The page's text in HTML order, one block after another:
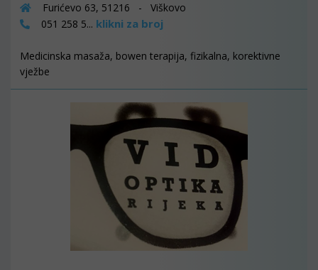
Furićevo 63, 51216 - Viškovo
051 258 5... klikni za broj
Medicinska masaža, bowen terapija, fizikalna, korektivne
vježbe